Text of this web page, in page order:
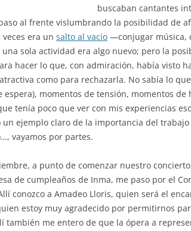
buscaban cantantes
al frente vislumbrando la posibilidad de
era un salto al vacío —conjugar música,
una sola actividad era algo nuevo; pero la
hacer lo que, con admiración, había visto
como para rechazarla. No sabía lo
espera), momentos de tensión, momentos
tenía poco que ver con mis experiencias
ejemplo claro de la importancia del
vayamos por partes.
a punto de comenzar nuestro
de cumpleaños de Inma, me paso por el
conozco a Amadeo Lloris, quien será el
estoy muy agradecido por permitirnos
también me entero de que la ópera a